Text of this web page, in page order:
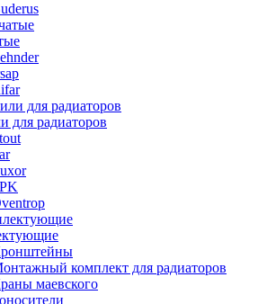
для радиаторов
комплект для радиаторов
маевского